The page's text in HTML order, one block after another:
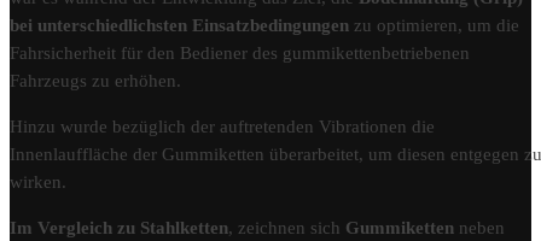
bei unterschiedlichsten Einsatzbedingungen zu optimieren, um die
Fahrsicherheit für den Bediener des gummikettenbetriebenen
Fahrzeugs zu erhöhen.
Hinzu wurde bezüglich der auftretenden Vibrationen die
Innenlauffläche der Gummiketten überarbeitet, um diesen entgegen zu
wirken.
Im Vergleich zu Stahlketten, zeichnen sich Gummiketten neben